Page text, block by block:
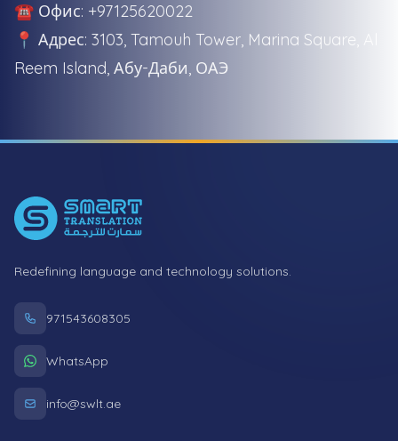
☎️ Офис: +97125620022
📍 Адрес: 3103, Tamouh Tower, Marina Square, Al
Reem Island, Абу-Даби, ОАЭ
Redefining language and technology solutions.
971543608305
WhatsApp
info@swlt.ae